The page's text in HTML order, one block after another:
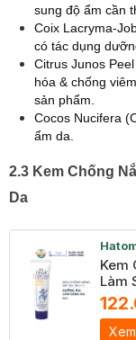
sung độ ẩm cần
Coix Lacryma-
có tác dụng
Citrus Junos
hóa & chống
sản phẩm.
Cocos Nucifera
ẩm da.
2.3 Kem Chống
Da
Kem
Làm